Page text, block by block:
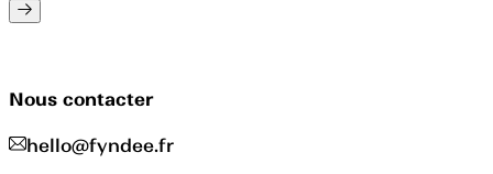
Nous contacter
hello@fyndee.fr